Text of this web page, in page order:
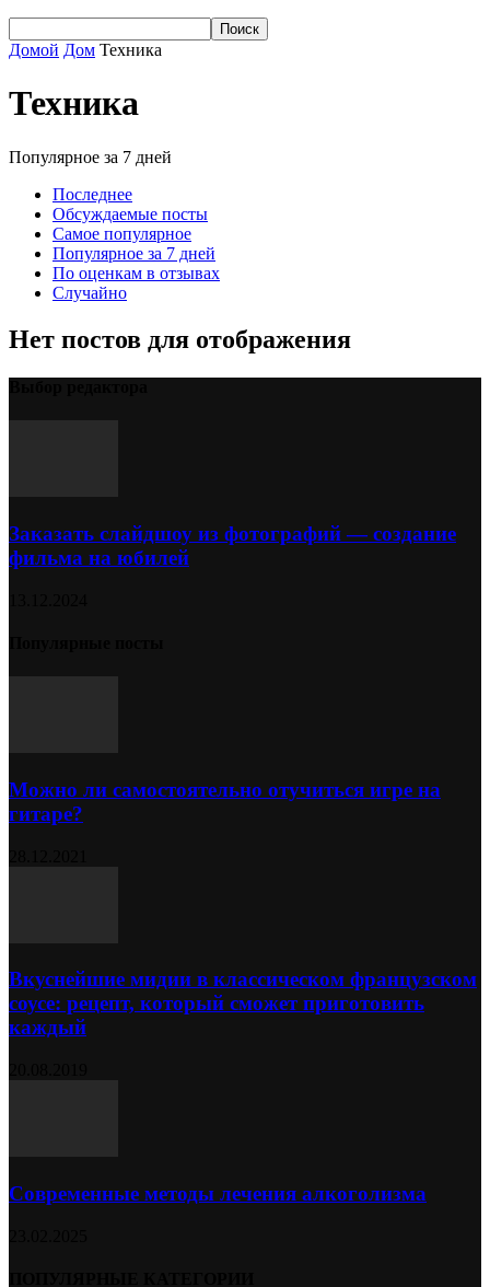
Домой Дом Техника
Техника
Популярное за 7 дней
Последнее
Обсуждаемые посты
Самое популярное
Популярное за 7 дней
По оценкам в отзывах
Случайно
Нет постов для отображения
Заказать слайдшоу из фотографий — создание
фильма на юбилей
Можно ли самостоятельно отучиться игре на
гитаре?
Вкуснейшие мидии в классическом французском
соусе: рецепт, который сможет приготовить
каждый
Современные методы лечения алкоголизма